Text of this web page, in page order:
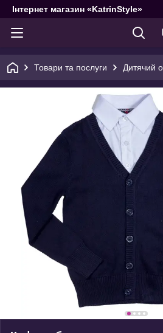
Інтернет магазин «KatrinStyle»
Товари та послуги Дитячий